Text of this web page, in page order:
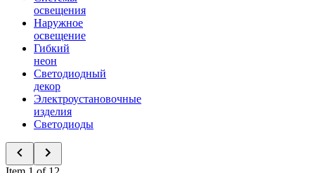
освещения
Наружное
освещение
Гибкий
неон
Светодиодный
декор
Электроустановочные
изделия
Светодиоды